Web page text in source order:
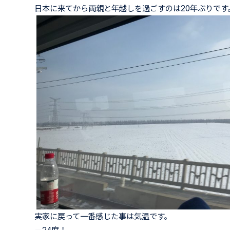
日本に来てから両親と年越しを過ごすのは20年ぶりです
実家に戻って一番感じた事は気温です。